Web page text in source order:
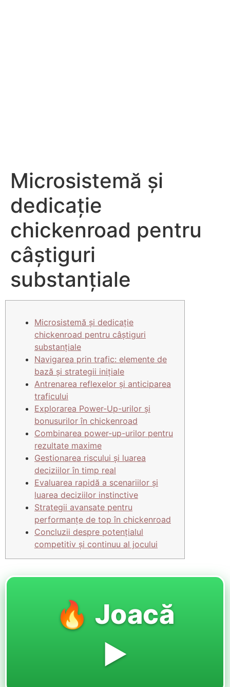
Microsistemă și
dedicație
chickenroad pentru
câștiguri
substanțiale
Microsistemă și dedicație
chickenroad pentru câștiguri
substanțiale
Navigarea prin trafic: elemente de
bază și strategii inițiale
Antrenarea reflexelor și anticiparea
traficului
Explorarea Power-Up-urilor și
bonusurilor în chickenroad
Combinarea power-up-urilor pentru
rezultate maxime
Gestionarea riscului și luarea
deciziilor în timp real
Evaluarea rapidă a scenariilor și
luarea deciziilor instinctive
Strategii avansate pentru
performanțe de top în chickenroad
Concluzii despre potențialul
competitiv și continuu al jocului
🔥 Joacă
▶️